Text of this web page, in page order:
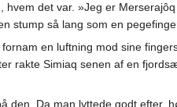
det var. »Jeg er
stump så lang som en
en luftning mod sine
rakte Simiaq senen af en
Da man lyttede godt efter,